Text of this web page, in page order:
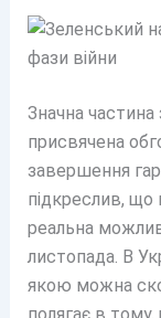
Значна частина
присвячена
завершення
підкреслив, що
реальна
листопада. В
якою можна
полягає в